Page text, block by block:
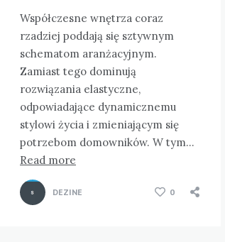
Współczesne wnętrza coraz
rzadziej poddają się sztywnym
schematom aranżacyjnym.
Zamiast tego dominują
rozwiązania elastyczne,
odpowiadające dynamicznemu
stylowi życia i zmieniającym się
potrzebom domowników. W tym…
Read more
DEZINE 0